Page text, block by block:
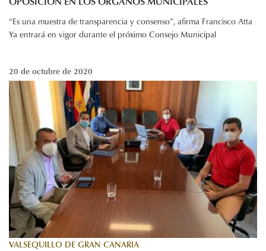
“Es una muestra de transparencia y consenso”, afirma Francisco Atta
Ya entrará en vigor durante el próximo Consejo Municipal
20 de octubre de 2020
VALSEQUILLO DE GRAN CANARIA